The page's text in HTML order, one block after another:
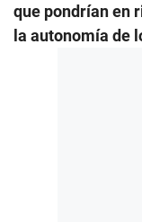
que pondrían en
la autonomía de